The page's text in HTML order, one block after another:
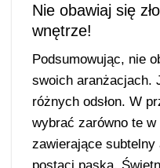
Nie obawiaj się
wnętrze!
Podsumowując, nie
swoich aranżacjach.
różnych odsłon. W
wybrać zarówno te w
zawierające subtelny